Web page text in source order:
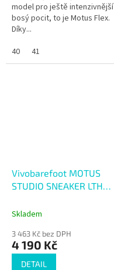
model pro ještě intenzivnější
bosý pocit, to je Motus Flex.
Díky...
40
41
Vivobarefoot MOTUS
STUDIO SNEAKER LTH
Skladem
3 463 Kč bez DPH
4 190 Kč
DETAIL